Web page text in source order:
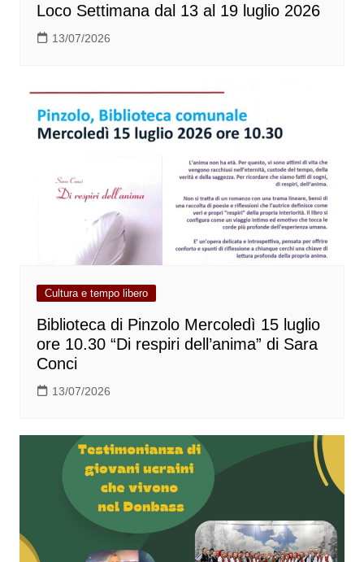
Loco Settimana dal 13 al 19 luglio 2026
13/07/2026
Cultura e tempo libero
Biblioteca di Pinzolo Mercoledì 15 luglio
ore 10.30 “Di respiri dell’anima” di Sara
Conci
13/07/2026